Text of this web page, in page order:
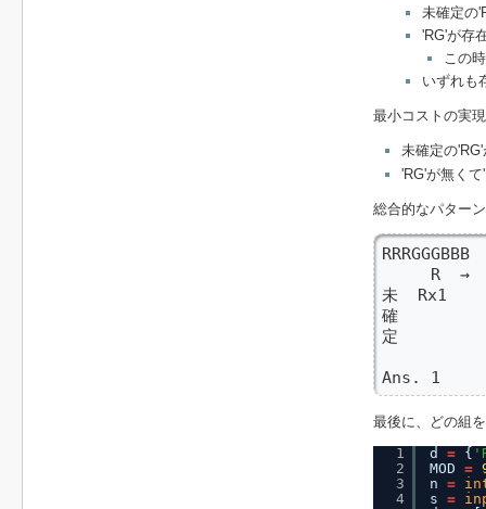
未確定の
'RG'が存
この
いずれも
最小コストの実
未確定の
'RG'が無く
総合的なパター
RRRGGGBBB
R  →
未  Rx1
確
定
Ans. 1
最後に、どの組
1
2
3
4
d = {
MOD =
n =
s =